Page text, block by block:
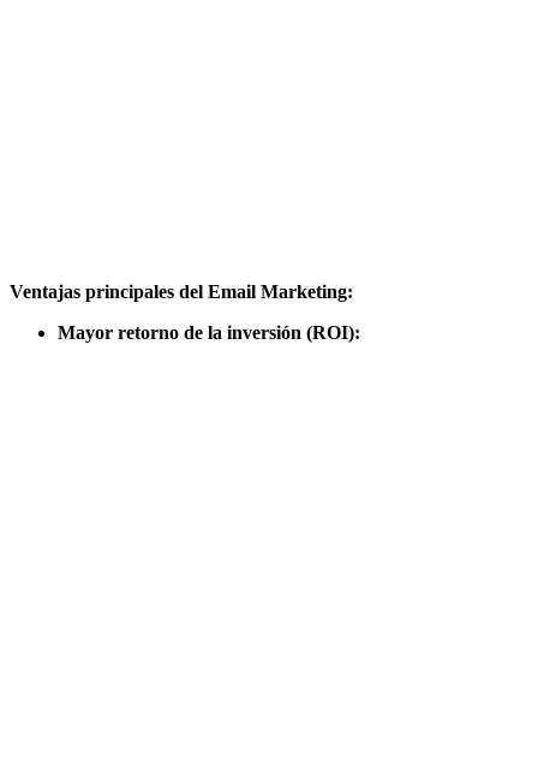
Ventajas principales del Email Marketing:
Mayor retorno de la inversión (ROI):